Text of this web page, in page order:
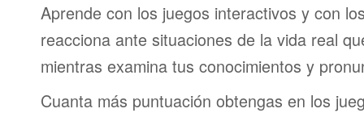
Aprende con los juegos interactivos y con
reacciona ante situaciones de la vida real
mientras examina tus conocimientos y
Cuanta más puntuación obtengas en los